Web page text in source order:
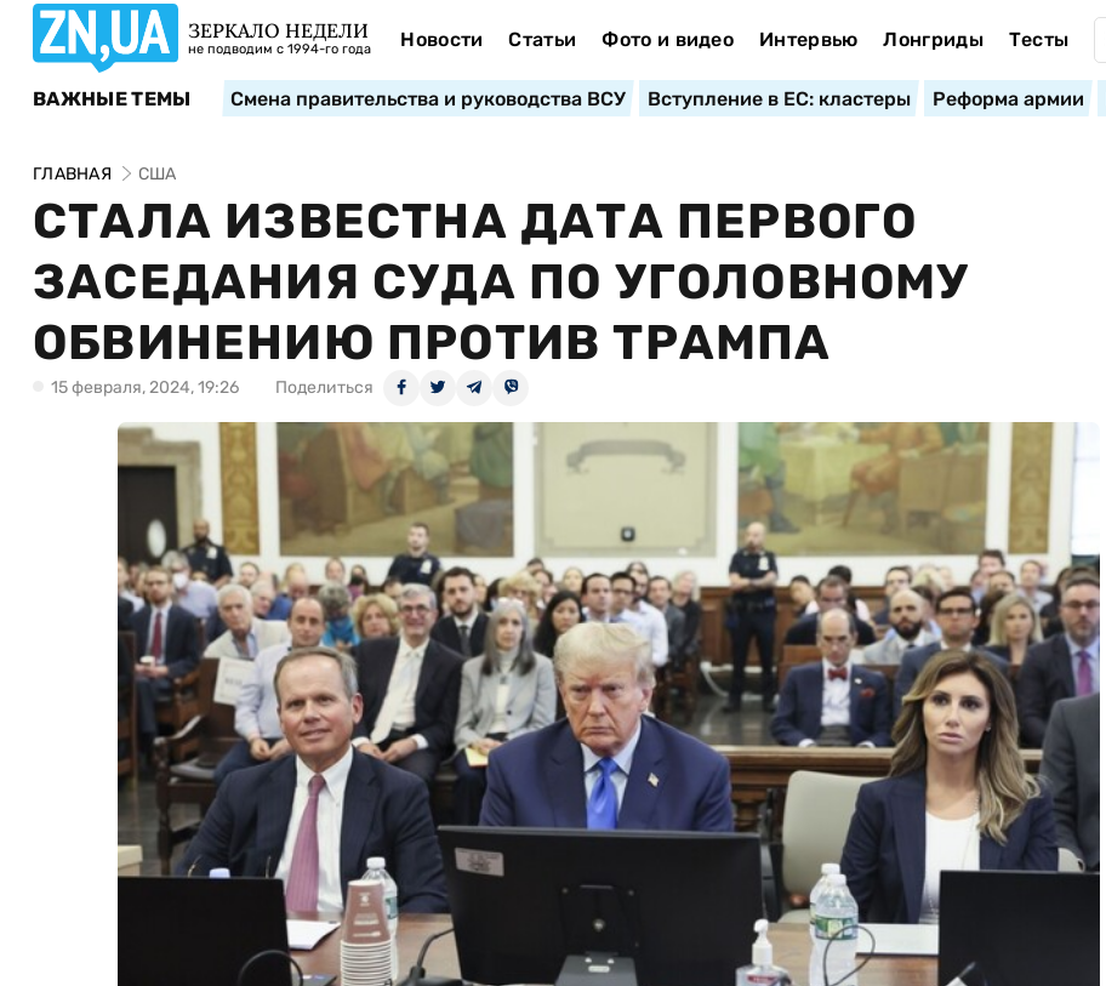
ЗЕРКАЛО НЕДЕЛИ
не подводим с 1994-го года Новости Статьи Фото и видео Интервью Лонгриды Тесты
ВАЖНЫЕ ТЕМЫ Смена правительства и руководства ВСУ Вступление в ЕС: кластеры Реформа армии
ГЛАВНАЯ США
СТАЛА ИЗВЕСТНА ДАТА ПЕРВОГО
ЗАСЕДАНИЯ СУДА ПО УГОЛОВНОМУ
ОБВИНЕНИЮ ПРОТИВ ТРАМПА
15 февраля, 2024, 19:26 Поделиться